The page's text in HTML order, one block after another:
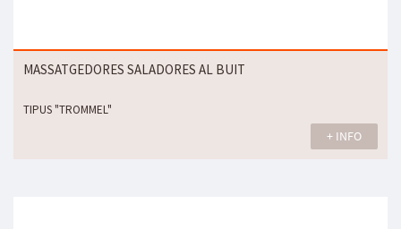
MASSATGEDORES SALADORES AL BUIT
TIPUS "TROMMEL"
+ INFO